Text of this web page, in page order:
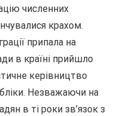
численних
крахом.
припала на
в країні прийшло
керівництво
Незважаючи на
в ті роки зв’язок з